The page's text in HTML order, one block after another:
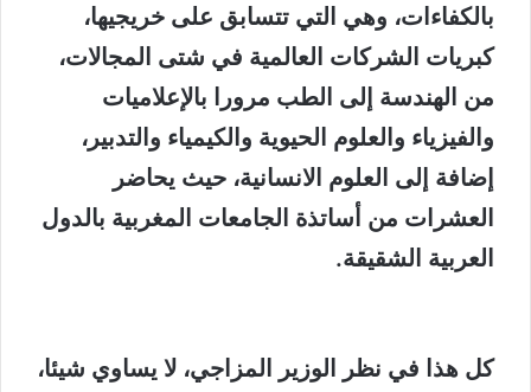
بالكفاءات، وهي التي تتسابق على خريجيها،
كبريات الشركات العالمية في شتى المجالات،
من الهندسة إلى الطب مرورا بالإعلاميات
والفيزياء والعلوم الحيوية والكيمياء والتدبير،
إضافة إلى العلوم الانسانية، حيث يحاضر
العشرات من أساتذة الجامعات المغربية بالدول
العربية الشقيقة.
كل هذا في نظر الوزير المزاجي، لا يساوي شيئا،